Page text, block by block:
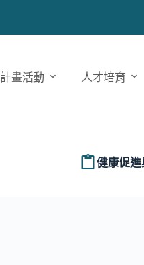
計畫活動 人才培育
健康促